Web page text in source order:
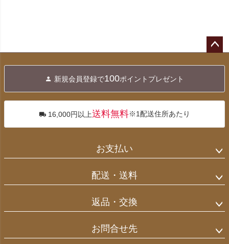
へ
新規会員登録で100ポイントプレゼント
16,000円以上送料無料※1配送住所あたり
お支払い
配送・送料
返品・交換
お問合せ先